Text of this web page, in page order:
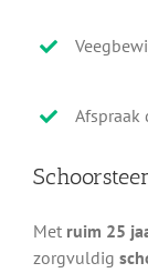
Afspraak
Met ruim 25
zorgvuldig